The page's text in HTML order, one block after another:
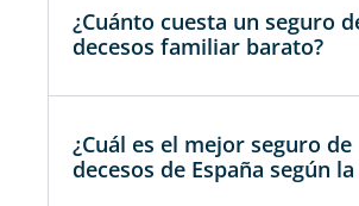
¿Cuánto cuesta un seguro
decesos familiar barato?
¿Cuál es el mejor seguro de
decesos de España según la